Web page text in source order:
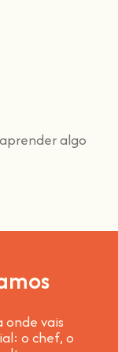
algo
vais
o chef, o